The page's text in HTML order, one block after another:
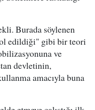
Burada söylenen
edildiği" gibi bir teori
ve
devletinin,
amacıyla buna